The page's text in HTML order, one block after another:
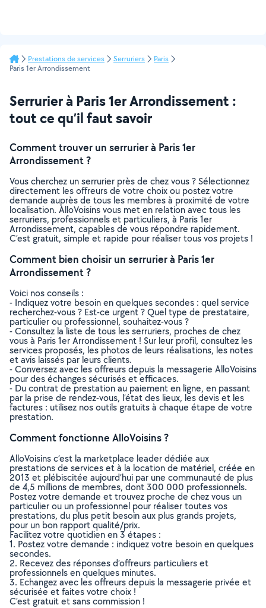
Prestations de services Serruriers
Paris
Paris 1er Arrondissement
Serrurier à Paris 1er Arrondissement :
tout ce qu’il faut savoir
Comment trouver un serrurier à Paris 1er
Arrondissement ?
Vous cherchez un serrurier près de chez vous ? Sélectionnez
directement les offreurs de votre choix ou postez votre
demande auprès de tous les membres à proximité de votre
localisation. AlloVoisins vous met en relation avec tous les
serruriers, professionnels et particuliers, à Paris 1er
Arrondissement, capables de vous répondre rapidement.
C’est gratuit, simple et rapide pour réaliser tous vos projets !
Comment bien choisir un serrurier à Paris 1er
Arrondissement ?
Voici nos conseils :
- Indiquez votre besoin en quelques secondes : quel service
recherchez-vous ? Est-ce urgent ? Quel type de prestataire,
particulier ou professionnel, souhaitez-vous ?
- Consultez la liste de tous les serruriers, proches de chez
vous à Paris 1er Arrondissement ! Sur leur profil, consultez les
services proposés, les photos de leurs réalisations, les notes
et avis laissés par leurs clients.
- Conversez avec les offreurs depuis la messagerie AlloVoisins
pour des échanges sécurisés et efficaces.
- Du contrat de prestation au paiement en ligne, en passant
par la prise de rendez-vous, l’état des lieux, les devis et les
factures : utilisez nos outils gratuits à chaque étape de votre
prestation.
Comment fonctionne AlloVoisins ?
AlloVoisins c’est la marketplace leader dédiée aux
prestations de services et à la location de matériel, créée en
2013 et plébiscitée aujourd’hui par une communauté de plus
de 4,5 millions de membres, dont 300 000 professionnels.
Postez votre demande et trouvez proche de chez vous un
particulier ou un professionnel pour réaliser toutes vos
prestations, du plus petit besoin aux plus grands projets,
pour un bon rapport qualité/prix.
Facilitez votre quotidien en 3 étapes :
1. Postez votre demande : indiquez votre besoin en quelques
secondes.
2. Recevez des réponses d’offreurs particuliers et
professionnels en quelques minutes.
3. Echangez avec les offreurs depuis la messagerie privée et
sécurisée et faites votre choix !
C’est gratuit et sans commission !